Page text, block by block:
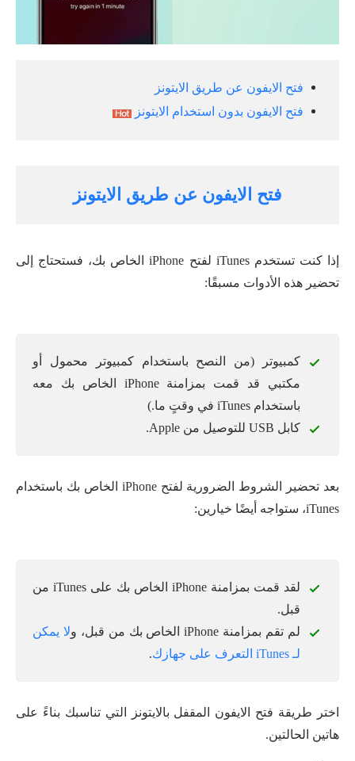
فتح الايفون عن طريق الايتونز
فتح الايفون بدون استخدام الايتونز
فتح الايفون عن طريق الايتونز
إذا كنت تستخدم iTunes لفتح iPhone الخاص بك، فستحتاج إلى
تحضير هذه الأدوات مسبقًا:
كمبيوتر (من النصح باستخدام كمبيوتر محمول أو
مكتبي قد قمت بمزامنة iPhone الخاص بك معه
باستخدام iTunes في وقتٍ ما.)
كابل USB للتوصيل من Apple.
بعد تحضير الشروط الضرورية لفتح iPhone الخاص بك باستخدام
iTunes، ستواجه أيضًا خيارين:
لقد قمت بمزامنة iPhone الخاص بك على iTunes من
قبل.
لم تقم بمزامنة iPhone الخاص بك من قبل، و
لا يمكن
لـ iTunes التعرف على جهازك
.
اختر طريقة فتح الايفون المقفل بالايتونز التي تناسبك بناءً على
هاتين الحالتين.